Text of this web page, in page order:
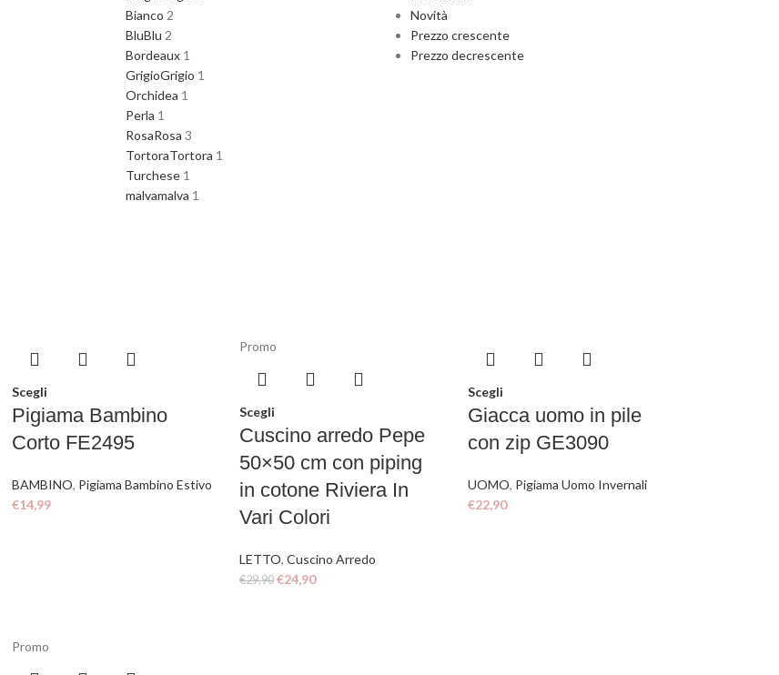
Bianco 2
BluBlu 2
Bordeaux 1
GrigioGrigio 1
Orchidea 1
Perla 1
RosaRosa 3
TortoraTortora 1
Turchese 1
malvamalva 1
Novità
Prezzo crescente
Prezzo decrescente
Scegli
Pigiama Bambino
Corto FE2495
BAMBINO, Pigiama Bambino Estivo
€14,99
Promo
Scegli
Cuscino arredo Pepe
50×50 cm con piping
in cotone Riviera In
Vari Colori
LETTO, Cuscino Arredo
€29,90 €24,90
Scegli
Giacca uomo in pile
con zip GE3090
UOMO, Pigiama Uomo Invernali
€22,90
Promo